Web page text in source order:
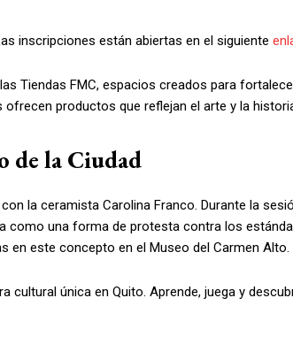
inscripciones están abiertas en el siguiente
Tiendas FMC, espacios creados para
productos que reflejan el arte y la
de la Ciudad
la ceramista Carolina Franco. Durante la
como una forma de protesta contra los
en este concepto en el Museo del Carmen Alto.
cultural única en Quito. Aprende, juega y